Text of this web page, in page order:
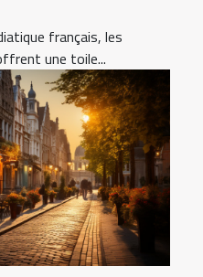
français, les
une toile...